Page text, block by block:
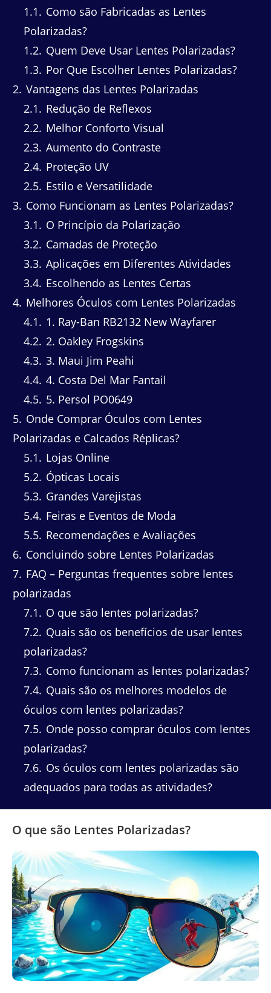
1.1
Como são Fabricadas as Lentes
Polarizadas?
1.2 Quem Deve Usar Lentes Polarizadas?
1.3 Por Que Escolher Lentes Polarizadas?
2 Vantagens das Lentes Polarizadas
2.1
Redução de Reflexos
2.2 Melhor Conforto Visual
2.3 Aumento do Contraste
2.4 Proteção UV
2.5 Estilo e Versatilidade
3 Como Funcionam as Lentes Polarizadas?
3.1
O Princípio da Polarização
3.2 Camadas de Proteção
3.3 Aplicações em Diferentes Atividades
3.4 Escolhendo as Lentes Certas
4 Melhores Óculos com Lentes Polarizadas
4.1
1. Ray-Ban RB2132 New Wayfarer
4.2 2. Oakley Frogskins
4.3 3. Maui Jim Peahi
4.4 4. Costa Del Mar Fantail
4.5 5. Persol PO0649
5 Onde Comprar Óculos com Lentes
Polarizadas e Calcados Réplicas?
5.1
Lojas Online
5.2 Ópticas Locais
5.3 Grandes Varejistas
5.4 Feiras e Eventos de Moda
5.5 Recomendações e Avaliações
6 Concluindo sobre Lentes Polarizadas
7 FAQ – Perguntas frequentes sobre lentes
polarizadas
7.1
O que são lentes polarizadas?
7.2 Quais são os benefícios de usar lentes
polarizadas?
7.3 Como funcionam as lentes polarizadas?
7.4 Quais são os melhores modelos de
óculos com lentes polarizadas?
7.5 Onde posso comprar óculos com lentes
polarizadas?
7.6 Os óculos com lentes polarizadas são
adequados para todas as atividades?
O que são Lentes Polarizadas?